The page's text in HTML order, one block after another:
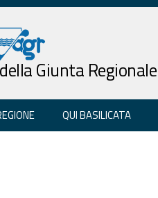
Giunta Regionale
QUI BASILICATA